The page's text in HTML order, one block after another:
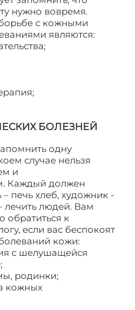
нужно вовремя.
с кожными
являются:
БОЛЕЗНЕЙ
одну
случае нельзя
и
Каждый должен
печь хлеб, художник -
лечить людей. Вам
обратиться к
если вас беспокоят
кожи:
с шелушащейся
родинки;
кожных